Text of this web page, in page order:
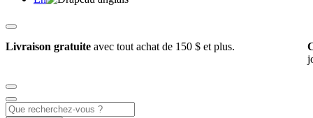
Livraison gratuite avec tout achat de 150 $ et plus.